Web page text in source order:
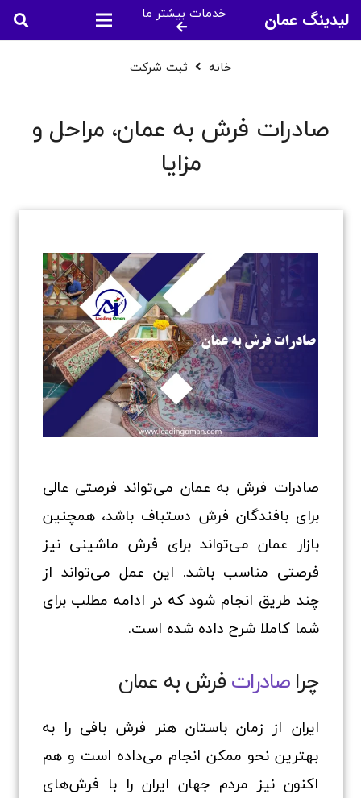
لیدینگ عمان خدمات بیشتر ما
خانه ثبت شرکت
صادرات فرش به عمان، مراحل و
مزایا
صادرات فرش به عمان می‌تواند فرصتی عالی
برای بافندگان فرش دستباف باشد، همچنین
بازار عمان می‌تواند برای فرش ماشینی نیز
فرصتی مناسب باشد. این عمل می‌تواند از
چند طریق انجام شود که در ادامه مطلب برای
شما کاملا شرح داده شده است.
چراصادراتفرش به عمان
ایران از زمان باستان هنر فرش بافی را به
بهترین نحو ممکن انجام می‌داده است و هم
اکنون نیز مردم جهان ایران را با فرش‌های